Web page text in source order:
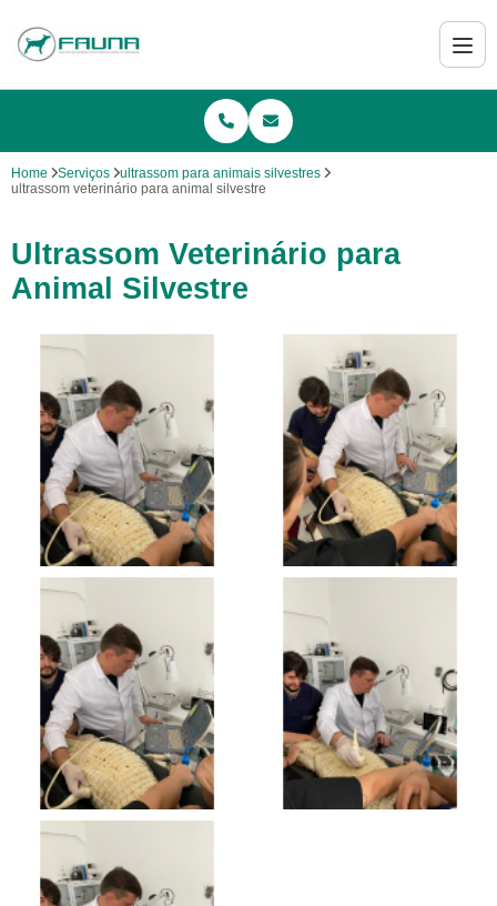
Home Serviços
ultrassom para animais silvestres
ultrassom veterinário para animal silvestre
Ultrassom Veterinário para
Animal Silvestre